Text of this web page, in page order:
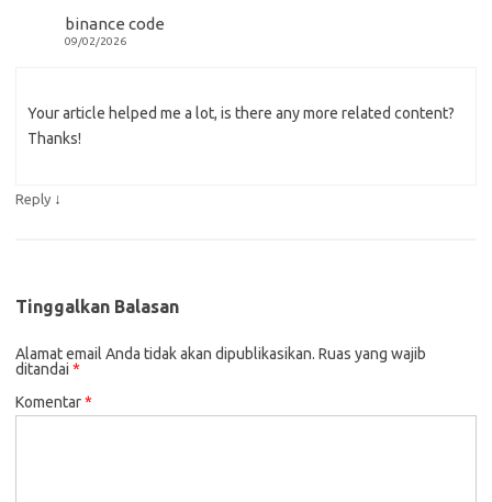
binance code
09/02/2026
Your article helped me a lot, is there any more related content?
Thanks!
Reply ↓
Tinggalkan Balasan
Alamat email Anda tidak akan dipublikasikan. Ruas yang wajib
ditandai *
Komentar*